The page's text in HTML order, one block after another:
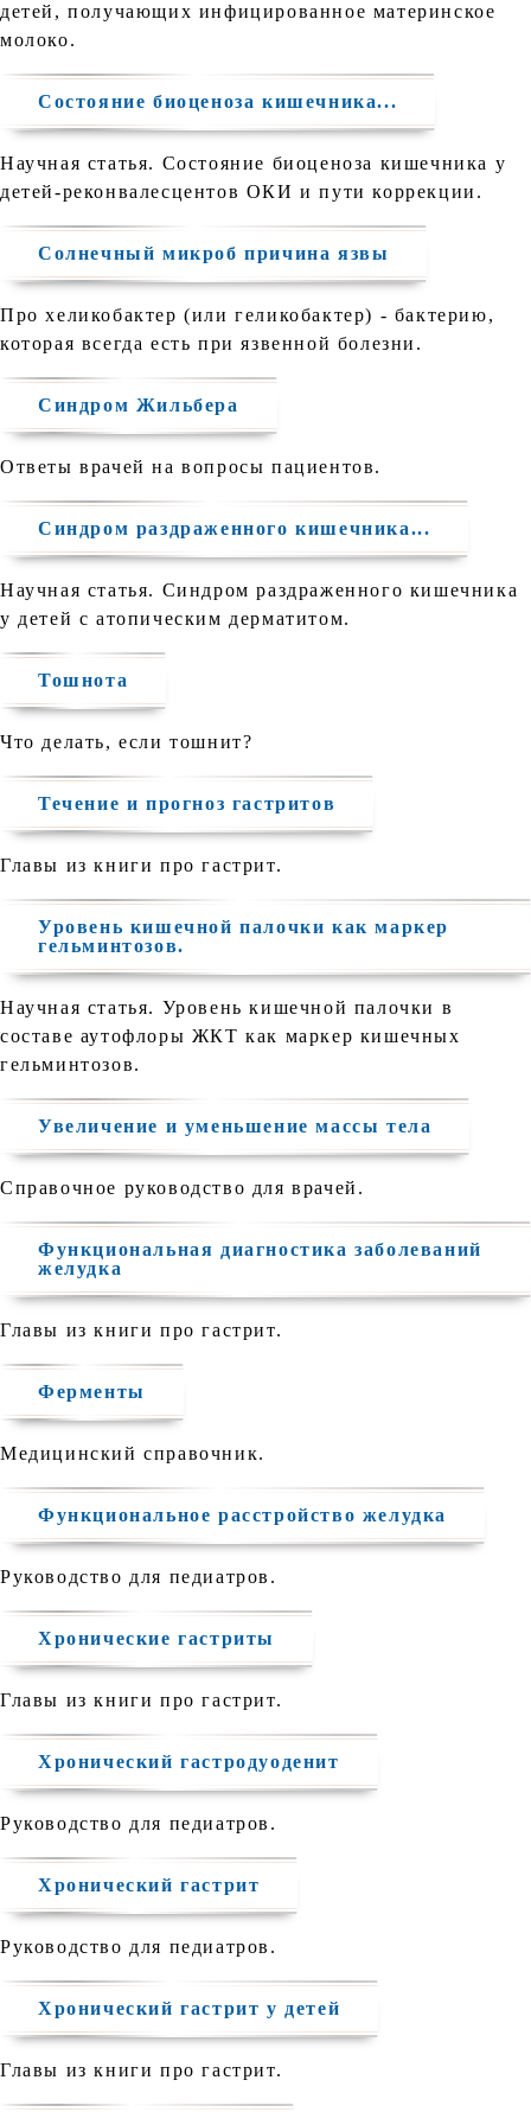
детей, получающих инфицированное материнское
молоко.
Состояние биоценоза кишечника...
Научная статья. Состояние биоценоза кишечника у
детей-реконвалесцентов ОКИ и пути коррекции.
Солнечный микроб причина язвы
Про хеликобактер (или геликобактер) - бактерию,
которая всегда есть при язвенной болезни.
Синдром Жильбера
Ответы врачей на вопросы пациентов.
Синдром раздраженного кишечника...
Научная статья. Синдром раздраженного кишечника
у детей с атопическим дерматитом.
Тошнота
Что делать, если тошнит?
Течение и прогноз гастритов
Главы из книги про гастрит.
Уровень кишечной палочки как маркер
гельминтозов.
Научная статья. Уровень кишечной палочки в
составе аутофлоры ЖКТ как маркер кишечных
гельминтозов.
Увеличение и уменьшение массы тела
Справочное руководство для врачей.
Функциональная диагностика заболеваний
желудка
Главы из книги про гастрит.
Ферменты
Медицинский справочник.
Функциональное расстройство желудка
Руководство для педиатров.
Хронические гастриты
Главы из книги про гастрит.
Хронический гастродуоденит
Руководство для педиатров.
Хронический гастрит
Руководство для педиатров.
Хронический гастрит у детей
Главы из книги про гастрит.